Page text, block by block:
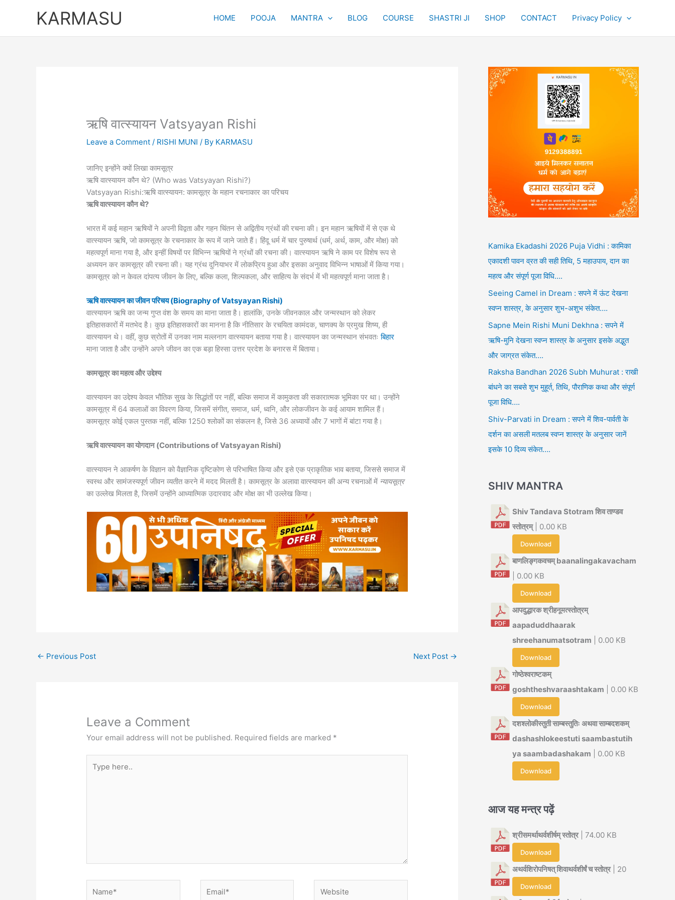
KARMASU HOME POOJA MANTRA BLOG COURSE SHASTRI JI SHOP CONTACT Privacy Policy
ऋषि वात्स्यायन Vatsyayan Rishi
Leave a Comment / RISHI MUNI / By KARMASU
जानिए इन्होंने क्यों लिखा कामसूत्र
ऋषि वात्स्यायन कौन थे? (Who was Vatsyayan Rishi?)
Vatsyayan Rishi:ऋषि वात्स्यायन: कामसूत्र के महान रचनाकार का परिचय
ऋषि वात्स्यायन कौन थे?
भारत में कई महान ऋषियों ने अपनी विद्वता और गहन चिंतन से अद्वितीय ग्रंथों की रचना की। इन महान ऋषियों में से एक थे
वात्स्यायन ऋषि, जो कामसूत्र के रचनाकार के रूप में जाने जाते हैं। हिंदू धर्म में चार पुरुषार्थ (धर्म, अर्थ, काम, और मोक्ष) को
महत्वपूर्ण माना गया है, और इन्हीं विषयों पर विभिन्न ऋषियों ने ग्रंथों की रचना की। वात्स्यायन ऋषि ने काम पर विशेष रूप से
अध्ययन कर कामसूत्र की रचना की। यह ग्रंथ दुनियाभर में लोकप्रिय हुआ और इसका अनुवाद विभिन्न भाषाओं में किया गया।
कामसूत्र को न केवल दांपत्य जीवन के लिए, बल्कि कला, शिल्पकला, और साहित्य के संदर्भ में भी महत्वपूर्ण माना जाता है।
ऋषि वात्स्यायन का जीवन परिचय (Biography of Vatsyayan Rishi)
वात्स्यायन ऋषि का जन्म गुप्त वंश के समय का माना जाता है। हालांकि, उनके जीवनकाल और जन्मस्थान को लेकर
इतिहासकारों में मतभेद है। कुछ इतिहासकारों का मानना है कि नीतिसार के रचयिता कामंदक, चाणक्य के प्रमुख शिष्य, ही
वात्स्यायन थे। वहीं, कुछ स्रोतों में उनका नाम मल्लनाग वात्स्यायन बताया गया है। वात्स्यायन का जन्मस्थान संभवतःबिहार
माना जाता है और उन्होंने अपने जीवन का एक बड़ा हिस्सा उत्तर प्रदेश के बनारस में बिताया।
कामसूत्र का महत्व और उद्देश्य
वात्स्यायन का उद्देश्य केवल भौतिक सुख के सिद्धांतों पर नहीं, बल्कि समाज में कामुकता की सकारात्मक भूमिका पर था। उन्होंने
कामसूत्र में 64 कलाओं का विवरण किया, जिसमें संगीत, समाज, धर्म, ध्वनि, और लोकजीवन के कई आयाम शामिल हैं।
कामसूत्र कोई एकल पुस्तक नहीं, बल्कि 1250 श्लोकों का संकलन है, जिसे 36 अध्यायों और 7 भागों में बांटा गया है।
ऋषि वात्स्यायन का योगदान (Contributions of Vatsyayan Rishi)
वात्स्यायन ने आकर्षण के विज्ञान को वैज्ञानिक दृष्टिकोण से परिभाषित किया और इसे एक प्राकृतिक भाव बताया, जिससे समाज में
स्वस्थ और सामंजस्यपूर्ण जीवन व्यतीत करने में मदद मिलती है। कामसूत्र के अलावा वात्स्यायन की अन्य रचनाओं में न्यायसूत्र
का उल्लेख मिलता है, जिसमें उन्होंने आध्यात्मिक उदारवाद और मोक्ष का भी उल्लेख किया।
← Previous Post Next Post →
Leave a Comment
Your email address will not be published. Required fields are marked *
here..
Kamika Ekadashi 2026 Puja Vidhi : कामिका
एकादशी पावन व्रत की सही तिथि, 5 महाउपाय, दान का
महत्व और संपूर्ण पूजा विधि….
Seeing Camel in Dream : सपने में ऊंट देखना
स्वप्न शास्त्र, के अनुसार शुभ-अशुभ संकेत….
Sapne Mein Rishi Muni Dekhna : सपने में
ऋषि-मुनि देखना स्वप्न शास्त्र के अनुसार इसके अद्भुत
और जाग्रत संकेत….
Raksha Bandhan 2026 Subh Muhurat : राखी
बांधने का सबसे शुभ मुहूर्त, तिथि, पौराणिक कथा और संपूर्ण
पूजा विधि….
Shiv-Parvati in Dream : सपने में शिव-पार्वती के
दर्शन का असली मतलब स्वप्न शास्त्र के अनुसार जानें
इसके 10 दिव्य संकेत….
SHIV MANTRA
Shiv Tandava Stotram शिव ताण्डव
स्तोत्रम्| 0.00 KB
Download
बाणलिङ्गकवचम् baanalingakavacham
| 0.00 KB
Download
आपदुद्धारक श्रीहनूमत्स्तोत्रम्
aapaduddhaarak
shreehanumatsotram | 0.00 KB
Download
गोष्ठेश्वराष्टकम्
goshtheshvaraashtakam | 0.00 KB
Download
दशश्लोकीस्तुती साम्बस्तुतिः अथवा साम्बदशकम्
dashashlokeestuti saambastutih
ya saambadashakam | 0.00 KB
Download
आज यह मन्त्र पढ़ें
श्रीसमर्थाथर्वशीर्षम् स्तोत्र| 74.00 KB
Download
अथर्वशिरोपनिषत् शिवाथर्वशीर्षं च स्तोत्र| 20
Download